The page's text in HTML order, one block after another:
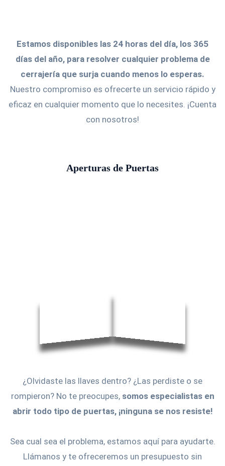
Estamos disponibles las 24 horas del día, los 365
días del año, para resolver cualquier problema de
cerrajería que surja cuando menos lo esperas.
Nuestro compromiso es ofrecerte un servicio rápido y
eficaz en cualquier momento que lo necesites. ¡Cuenta
con nosotros!
Aperturas de Puertas
¿Olvidaste las llaves dentro? ¿Las perdiste o se
rompieron? No te preocupes, somos especialistas en
abrir todo tipo de puertas, ¡ninguna se nos resiste!
Sea cual sea el problema, estamos aquí para ayudarte.
Llámanos y te ofreceremos un presupuesto sin